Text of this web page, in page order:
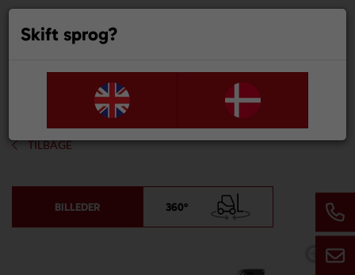
TILBAGE
BILLEDER 360°

Skift sprog?